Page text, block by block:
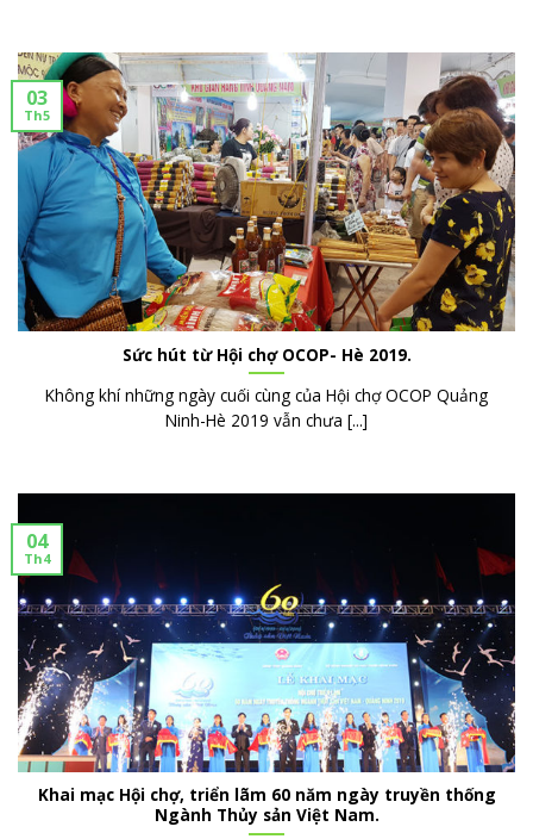
Sức hút từ Hội chợ OCOP- Hè 2019.
Không khí những ngày cuối cùng của Hội chợ OCOP Quảng
Ninh-Hè 2019 vẫn chưa [...]
03
Th5
Khai mạc Hội chợ, triển lãm 60 năm ngày truyền thống
Ngành Thủy sản Việt Nam.
04
Th4